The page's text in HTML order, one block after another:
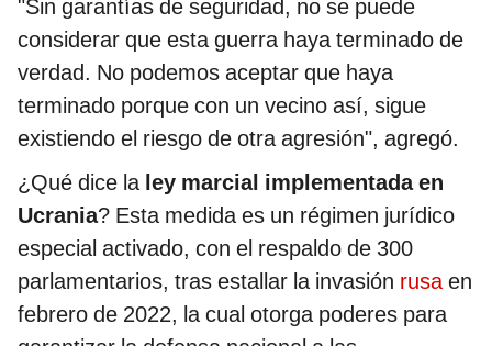
"Sin garantías de seguridad, no se puede
considerar que esta guerra haya terminado de
verdad. No podemos aceptar que haya
terminado porque con un vecino así, sigue
existiendo el riesgo de otra agresión", agregó.
¿Qué dice la ley marcial implementada en
Ucrania? Esta medida es un régimen jurídico
especial activado, con el respaldo de 300
parlamentarios, tras estallar la invasión rusa en
febrero de 2022, la cual otorga poderes para